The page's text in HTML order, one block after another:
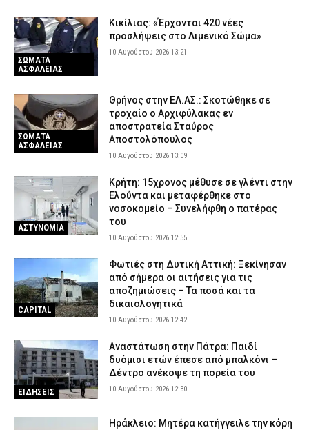
ΔΕΔΔΗΕ: Πού θα σημειωθούν διακοπές ρεύματος σήμερα (10/8)
στην Αττική – Αναλυτικά ώρες και οδοί
ΕΙΔΗΣΕΙΣ 10 Αυγούστου 2026 04:00
66χρονος άνδρας
ΑΣΤΥΝΟΜΙΑ 9 Αυγούστου 2026 22:52
Τζόκερ: Αυτοί είναι οι τυχεροί αριθμοί που κερδίζουν πάνω από
2 εκατ. ευρώ
Βελτιωμένη η εικόνα της δασικής πυρκαγιάς στο Μουζάκι
Ηλείας – Επιχειρούν μόνο επίγειες δυνάμεις
ΕΙΔΗΣΕΙΣ 9 Αυγούστου 2026 22:19
ΣΩΜΑΤΑ
ΑΣΦΑΛΕΙΑΣ
Κικίλιας: «Έρχονται 420 νέες
προσλήψεις στο Λιμενικό Σώμα»
10 Αυγούστου 2026 13:21
ΣΩΜΑΤΑ
ΑΣΦΑΛΕΙΑΣ
Θρήνος στην ΕΛ.ΑΣ.: Σκοτώθηκε σε
τροχαίο ο Αρχιφύλακας εν
αποστρατεία Σταύρος
Αποστολόπουλος
10 Αυγούστου 2026 13:09
ΑΣΤΥΝΟΜΙΑ
Κρήτη: 15χρονος μέθυσε σε γλέντι στην
Ελούντα και μεταφέρθηκε στο
νοσοκομείο – Συνελήφθη ο πατέρας
του
10 Αυγούστου 2026 12:55
CAPITAL
Φωτιές στη Δυτική Αττική: Ξεκίνησαν
από σήμερα οι αιτήσεις για τις
αποζημιώσεις – Τα ποσά και τα
δικαιολογητικά
10 Αυγούστου 2026 12:42
ΕΙΔΗΣΕΙΣ
Αναστάτωση στην Πάτρα: Παιδί
δυόμισι ετών έπεσε από μπαλκόνι –
Δέντρο ανέκοψε τη πορεία του
10 Αυγούστου 2026 12:30
Ηράκλειο: Μητέρα κατήγγειλε την κόρη